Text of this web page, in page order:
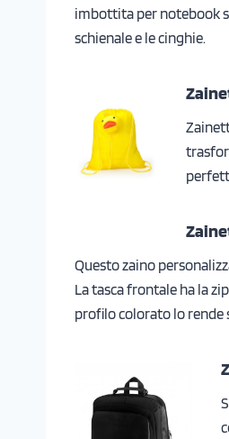
imbottita per notebook
schienale e le cinghie.
Questo zaino
La tasca frontale ha la
profilo colorato lo rende